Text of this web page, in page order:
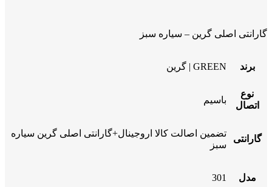
گارانتی اصلی گرین – سیاره سبز
برند GREEN | گرین
نوع
اتصال
باسیم
گارانتی
تضمین اصالت کالا اروجینال+گارانتی اصلی گرین سیاره
سبز
مدل 301